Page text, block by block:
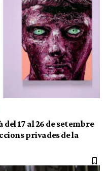
17 al 26 de setembre
privades de la